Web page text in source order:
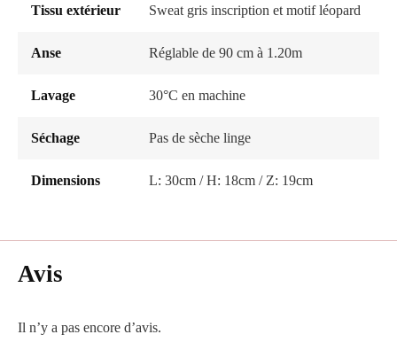
Tissu extérieur Sweat gris inscription et motif léopard
Anse Réglable de 90 cm à 1.20m
Lavage 30°C en machine
Séchage Pas de sèche linge
Dimensions L: 30cm / H: 18cm / Z: 19cm
Avis
Il n’y a pas encore d’avis.